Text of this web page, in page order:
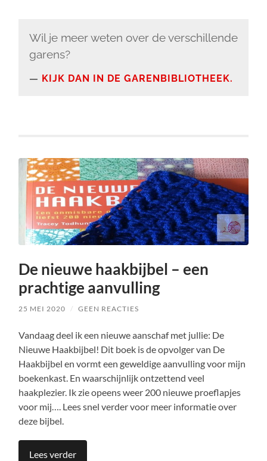
Wil je meer weten over de verschillende
garens?
KIJK DAN IN DE GARENBIBLIOTHEEK.
De nieuwe haakbijbel – een
prachtige aanvulling
25 MEI 2020 / GEEN REACTIES
Vandaag deel ik een nieuwe aanschaf met jullie: De
Nieuwe Haakbijbel! Dit boek is de opvolger van De
Haakbijbel en vormt een geweldige aanvulling voor mijn
boekenkast. En waarschijnlijk ontzettend veel
haakplezier. Ik zie opeens weer 200 nieuwe proeflapjes
voor mij…. Lees snel verder voor meer informatie over
deze bijbel.
Lees verder